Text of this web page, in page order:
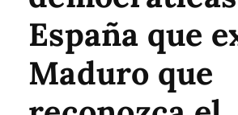
España que
Maduro que